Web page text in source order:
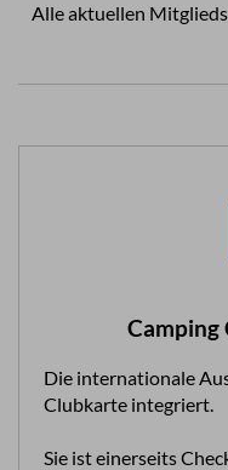
Alle aktuellen
Die internationale
Clubkarte integriert.
Sie ist einerseits